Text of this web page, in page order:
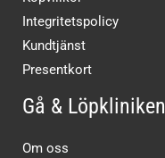
Integritetspolicy
Kundtjänst
Presentkort
Gå & Löpkliniken
Om oss